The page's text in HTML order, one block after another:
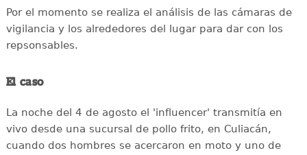
Por el momento se realiza el análisis de las cámaras de
vigilancia y los alrededores del lugar para dar con los
repsonsables.
El caso
La noche del 4 de agosto el 'influencer' transmitía en
vivo desde una sucursal de pollo frito, en Culiacán,
cuando dos hombres se acercaron en moto y uno de